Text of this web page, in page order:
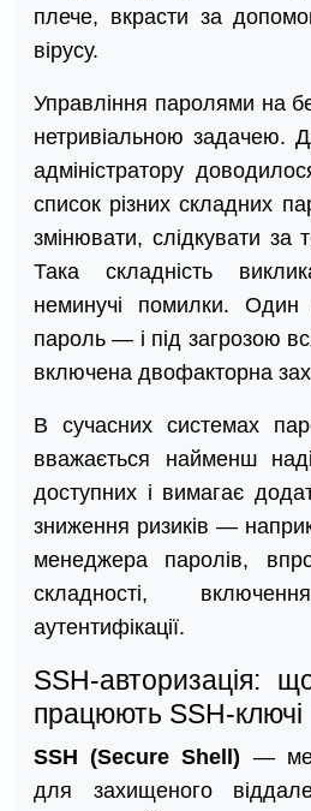
плече, вкрасти за
вірусу.
Управління паролями на
нетривіальною задачею.
адміністратору
список різних складних
змінювати, слідкувати за
Така складність
неминучі помилки. Один
пароль — і під загрозою
включена двофакторна
В сучасних системах
вважається найменш
доступних і вимагає
зниження ризиків —
менеджера паролів,
складності,
аутентифікації.
SSH-авторизація:
працюють SSH-ключі
SSH (Secure Shell) —
для захищеного